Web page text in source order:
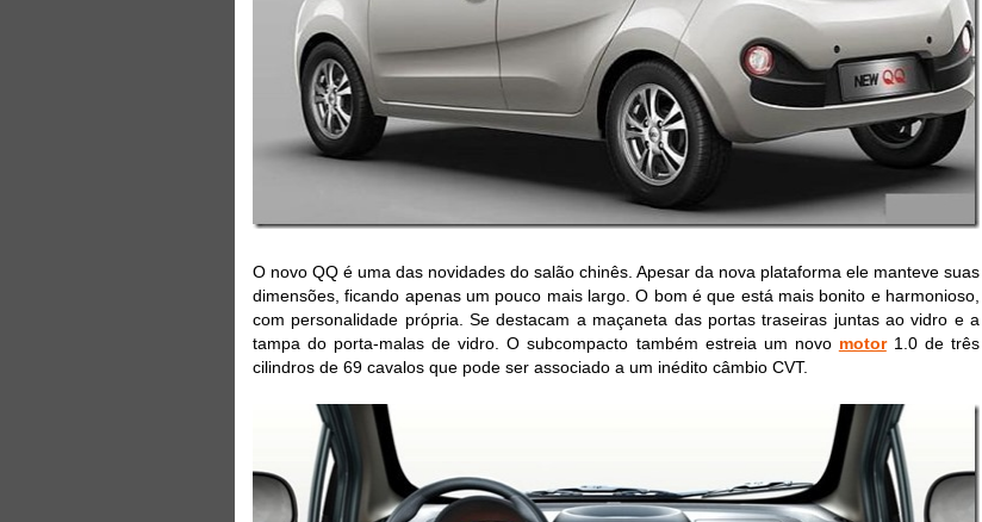
O novo QQ é uma das novidades do salão chinês. Apesar da nova plataforma ele manteve suas
dimensões, ficando apenas um pouco mais largo. O bom é que está mais bonito e harmonioso,
com personalidade própria. Se destacam a maçaneta das portas traseiras juntas ao vidro e a
tampa do porta-malas de vidro. O subcompacto também estreia um novo motor1.0 de três
cilindros de 69 cavalos que pode ser associado a um inédito câmbio CVT.